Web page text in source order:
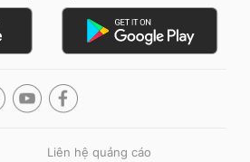
Liên hệ quảng cáo